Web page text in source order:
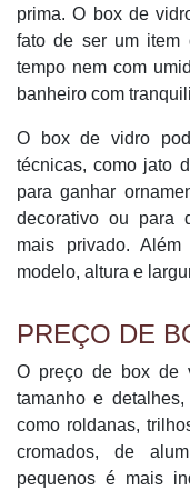
prima. O box de
fato de ser um item
tempo nem com
banheiro com
O box de vidro
técnicas, como jato
para ganhar
decorativo ou para
mais privado.
modelo, altura e
PREÇO DE
O preço de box de
tamanho e
como roldanas,
cromados, de
pequenos é mais